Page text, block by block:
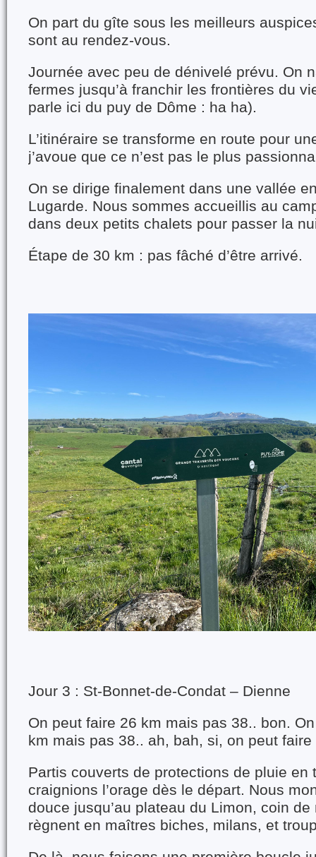
On part du gîte sous les meilleurs
sont au rendez-vous.
Journée avec peu de dénivelé prévu. On
fermes jusqu’à franchir les frontières du
parle ici du puy de Dôme : ha ha).
L’itinéraire se transforme en route pour
j’avoue que ce n’est pas le plus
On se dirige finalement dans une vallée
Lugarde. Nous sommes accueillis au
dans deux petits chalets pour passer la
Étape de 30 km : pas fâché d’être arrivé.
Jour 3 : St-Bonnet-de-Condat – Dienne
On peut faire 26 km mais pas 38.. bon.
km mais pas 38.. ah, bah, si, on peut
Partis couverts de protections de pluie en
craignions l’orage dès le départ. Nous
douce jusqu’au plateau du Limon, coin
règnent en maîtres biches, milans, et